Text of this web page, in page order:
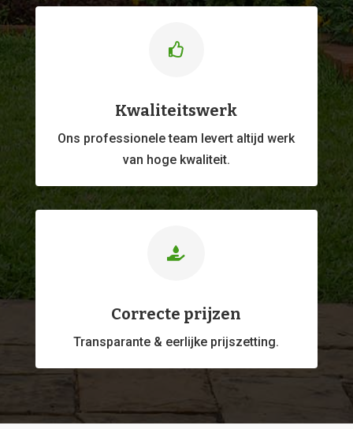

Kwaliteitswerk
Ons professioneleteam levert altijd werk
van hoge kwaliteit.

Correcte prijzen
Transparante & eerlijke prijszetting.